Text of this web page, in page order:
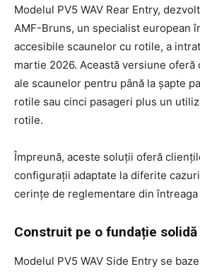
Modelul PV5 WAV Rear Entry,
AMF-Bruns, un specialist european
accesibile scaunelor cu rotile, a
martie 2026. Această versiune
ale scaunelor pentru până la șapte
rotile sau cinci pasageri plus un
rotile.
Împreună, aceste soluții oferă
configurații adaptate la diferite
cerințe de reglementare din întreaga
Construit pe o fundație solidă
Modelul PV5 WAV Side Entry se